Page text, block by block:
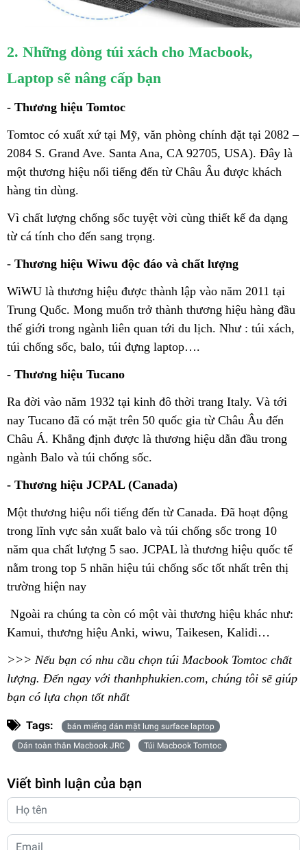
2. Những dòng túi xách cho Macbook,
Laptop sẽ nâng cấp bạn
- Thương hiệu Tomtoc
Tomtoc có xuất xứ tại Mỹ, văn phòng chính đặt tại 2082 –
2084 S. Grand Ave. Santa Ana, CA 92705, USA). Đây là
một thương hiệu nổi tiếng đến từ Châu Âu được khách
hàng tin dùng.
Vì chất lượng chống sốc tuyệt vời cùng thiết kế đa dạng
từ cá tính cho đến sang trọng.
- Thương hiệu Wiwu độc đáo và chất lượng
WiWU là thương hiệu được thành lập vào năm 2011 tại
Trung Quốc. Mong muốn trở thành thương hiệu hàng đầu
thế giới trong ngành liên quan tới du lịch. Như : túi xách,
túi chống sốc, balo, túi đựng laptop….
- Thương hiệu Tucano
Ra đời vào năm 1932 tại kinh đô thời trang Italy. Và tới
nay Tucano đã có mặt trên 50 quốc gia từ Châu Âu đến
Châu Á. Khẳng định được là thương hiệu dẫn đầu trong
ngành Balo và túi chống sốc.
- Thương hiệu JCPAL (Canada)
Một thương hiệu nổi tiếng đến từ Canada. Đã hoạt động
trong lĩnh vực sản xuất balo và túi chống sốc trong 10
năm qua chất lượng 5 sao. JCPAL là thương hiệu quốc tế
nằm trong top 5 nhãn hiệu túi chống sốc tốt nhất trên thị
trường hiện nay
Ngoài ra chúng ta còn có một vài thương hiệu khác như:
Kamui, thương hiệu Anki, wiwu, Taikesen, Kalidi…
>>> Nếu bạn có nhu cầu chọn túi Macbook Tomtoc chất
lượng. Đến ngay với thanhphukien.com, chúng tôi sẽ giúp
bạn có lựa chọn tốt nhất
Tags:
bán miếng dán mặt lưng surface laptop
Dán toàn thân Macbook JRC
Túi Macbook Tomtoc
Viết bình luận của bạn